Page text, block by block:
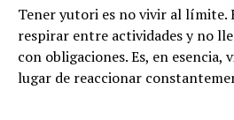
Tener yutori es no vivir al límite.
respirar entre actividades y no
con obligaciones. Es, en
lugar de reaccionar